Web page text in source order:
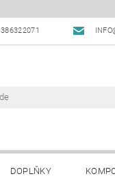
386322071
DOPLŇKY